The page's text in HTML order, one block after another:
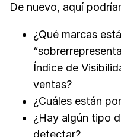
De nuevo, aquí
¿Qué marcas
Índice de
ventas?
¿Cuáles están
¿Hay algún tipo